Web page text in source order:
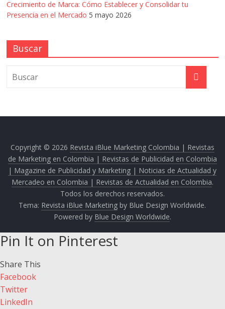
Crecimiento de Marca: Cómo Establecer y Consolidar tu
Presencia en el Mercado 5 mayo 2026
Buscar
Copyright © 2026 Revista iBlue Marketing Colombia | Revistas
de Marketing en Colombia | Revistas de Publicidad en Colombia
| Magazine de Publicidad y Marketing | Noticias de Actualidad y
Mercadeo en Colombia | Revistas de Actualidad en Colombia.
Todos los derechos reservados.
Tema: Revista iBlue Marketing by Blue Design Worldwide.
Powered by Blue Design Worldwide.
Pin It on Pinterest
Share This
Facebook
Twitter
LinkedIn